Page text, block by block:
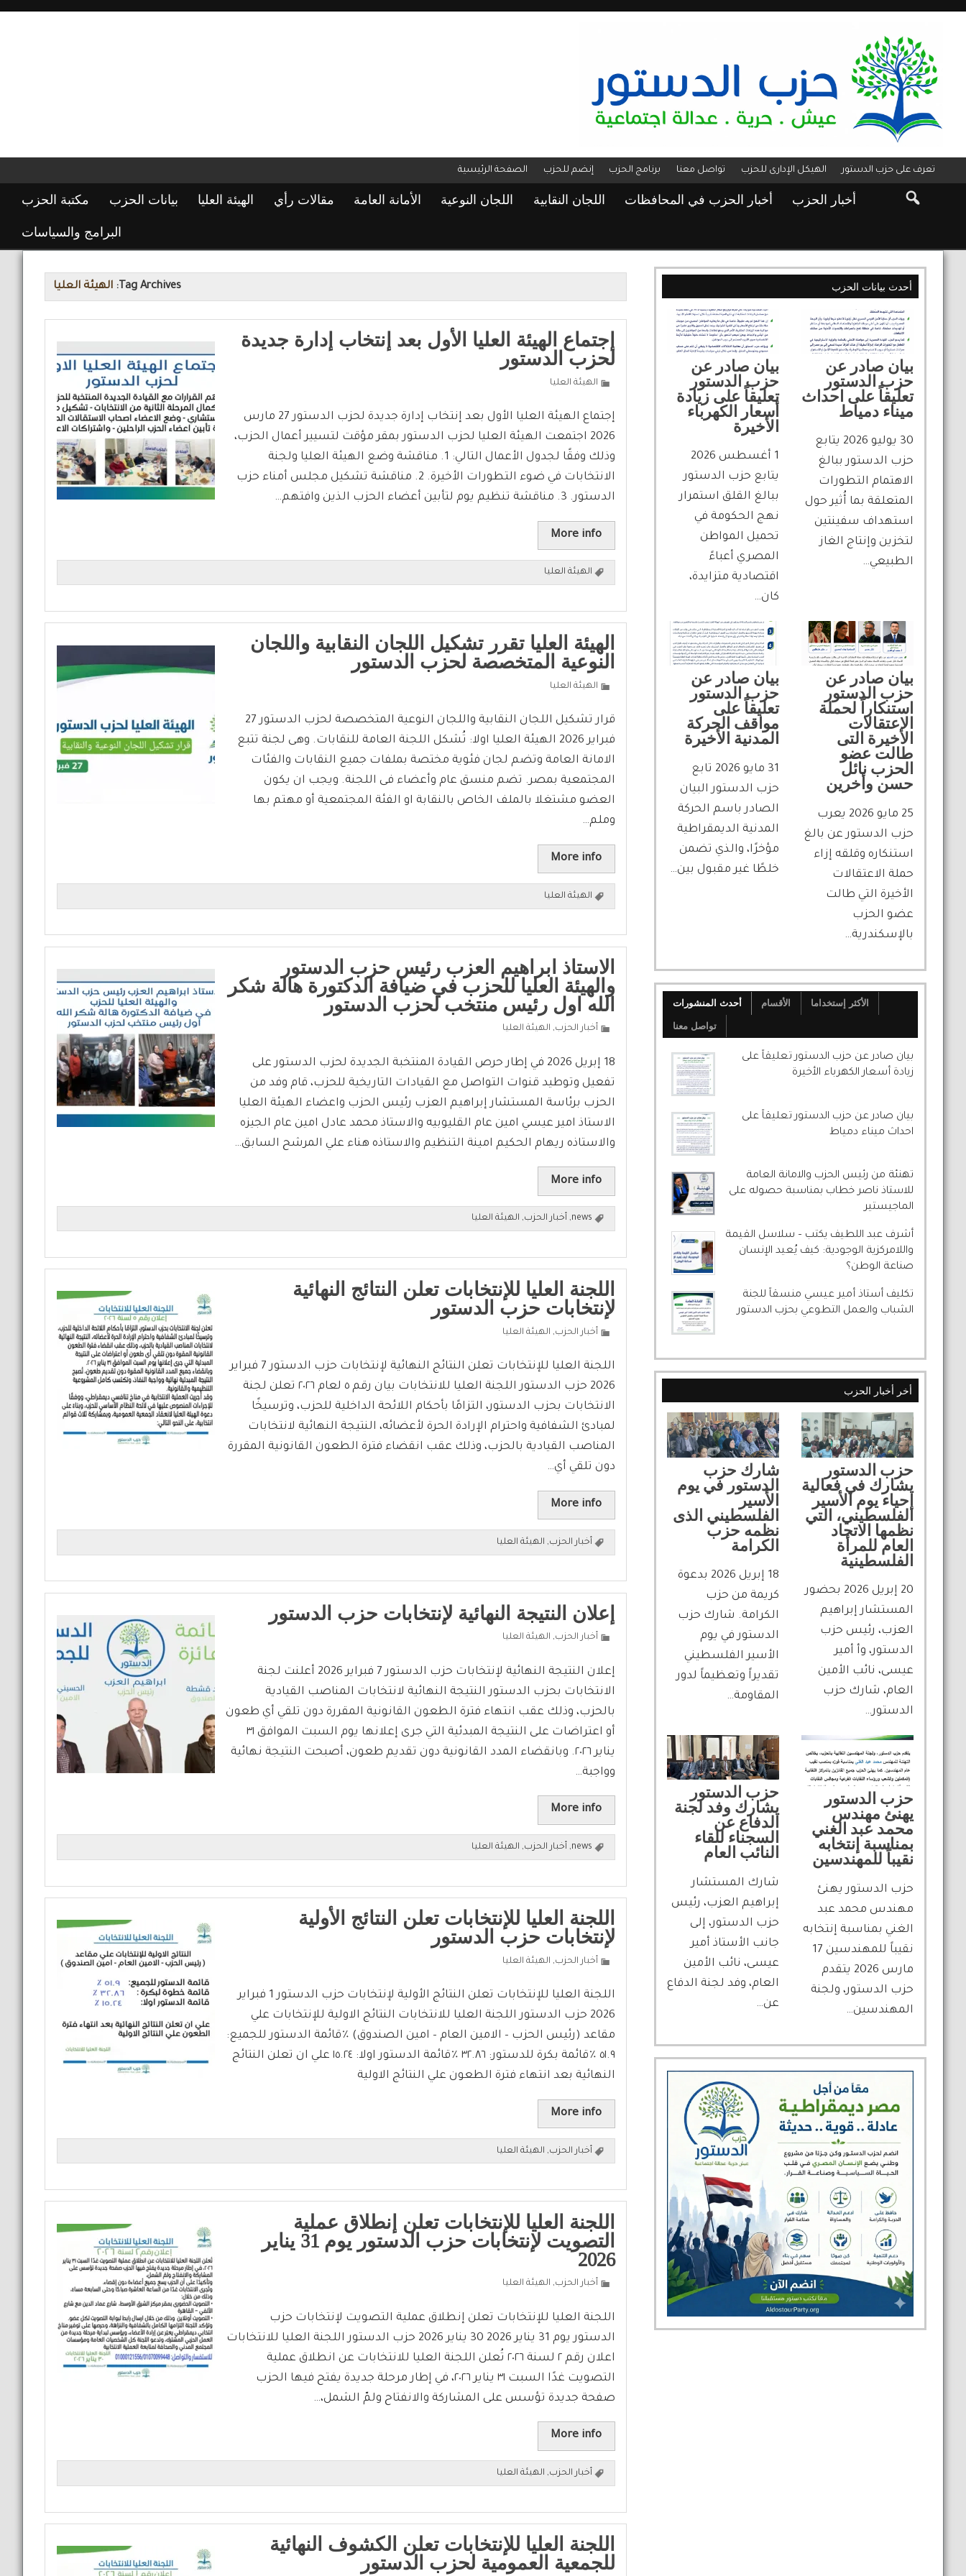
الصفحة الرئيسية إنضم للحزب برنامج الحزب تواصل معنا الهيكل الإدارى للحزب تعرف على حزب الدستور
مكتبة الحزب بيانات الحزب الهيئة العليا مقالات رأي الأمانة العامة اللجان النوعية اللجان النقابية أخبار الحزب في المحافظات أخبار الحزب
البرامج والسياسات
Tag Archives: الهيئة العليا
إجتماع الهيئة العليا الأول بعد إنتخاب إدارة جديدة
لحزب الدستور
الهيئة العليا
إجتماع الهيئة العليا الأول بعد إنتخاب إدارة جديدة لحزب الدستور 27 مارس
2026 اجتمعت الهيئة العليا لحزب الدستور بمقر مؤقت لتسيير أعمال الحزب،
وذلك وفقًا لجدول الأعمال التالي: 1. مناقشة وضع الهيئة العليا ولجنة
الانتخابات في ضوء التطورات الأخيرة. 2. مناقشة تشكيل مجلس أمناء حزب
الدستور. 3. مناقشة تنظيم يوم لتأبين أعضاء الحزب الذين وافتهم…
More info
الهيئة العليا
الهيئة العليا تقرر تشكيل اللجان النقابية واللجان
النوعية المتخصصة لحزب الدستور
الهيئة العليا
قرار تشكيل اللجان النقابية واللجان النوعية المتخصصة لحزب الدستور 27
فبراير 2026 الهيئة العليا اولا: تُشكل اللجنة العامة للنقابات. وهى لجنة تتبع
الامانة العامة وتضم لجان فئوية مختصة بملفات جميع النقابات والفئات
المجتمعية بمصر. تضم منسق عام وأعضاء فى اللجنة. ويجب ان يكون
العضو مشتغلا بالملف الخاص بالنقابة او الفئة المجتمعية أو مهتم بها
وملم…
More info
الهيئة العليا
الاستاذ ابراهيم العزب رئيس حزب الدستور
والهيئة العليا للحزب في ضيافة الدكتورة هالة شكر
الله اول رئيس منتخب لحزب الدستور
أخبار الحزب, الهيئة العليا
18 إبريل 2026 في إطار حرص القيادة المنتخبة الجديدة لحزب الدستور على
تفعيل وتوطيد قنوات التواصل مع القيادات التاريخية للحزب، قام وفد من
الحزب برئاسة المستشار إبراهيم العزب رئيس الحزب واعضاء الهيئة العليا
الاستاذ امير عيسي امين عام القليوبيه والاستاذ محمد عادل امين عام الجيزه
والاستاذه ريهام الحكيم امينة التنظيم والاستاذه هناء علي المرشح السابق…
More info
news
, أخبار الحزب, الهيئة العليا
اللجنة العليا للإنتخابات تعلن النتائج النهائية
لإنتخابات حزب الدستور
أخبار الحزب, الهيئة العليا
اللجنة العليا للإنتخابات تعلن النتائج النهائية لإنتخابات حزب الدستور 7 فبراير
2026 حزب الدستور اللجنة العليا للانتخابات بيان رقم ٥ لعام ٢٠٢٦ تعلن لجنة
الانتخابات بحزب الدستور، التزامًا بأحكام اللائحة الداخلية للحزب، وترسيخًا
لمبادئ الشفافية واحترام الإرادة الحرة لأعضائه، النتيجة النهائية لانتخابات
المناصب القيادية بالحزب، وذلك عقب انقضاء فترة الطعون القانونية المقررة
دون تلقي أي…
More info
أخبار الحزب, الهيئة العليا
إعلان النتيجة النهائية لإنتخابات حزب الدستور
أخبار الحزب, الهيئة العليا
إعلان النتيجة النهائية لإنتخابات حزب الدستور 7 فبراير 2026 أعلنت لجنة
الانتخابات بحزب الدستور النتيجة النهائية لانتخابات المناصب القيادية
بالحزب، وذلك عقب انتهاء فترة الطعون القانونية المقررة دون تلقي أي طعون
أو اعتراضات على النتيجة المبدئية التي جرى إعلانها يوم السبت الموافق ٣١
يناير ٢٠٢٦. وبانقضاء المدد القانونية دون تقديم طعون، أصبحت النتيجة نهائية
وواجبة…
More info
news
, أخبار الحزب, الهيئة العليا
اللجنة العليا للإنتخابات تعلن النتائج الأولية
لإنتخابات حزب الدستور
أخبار الحزب, الهيئة العليا
اللجنة العليا للإنتخابات تعلن النتائج الأولية لإنتخابات حزب الدستور 1 فبراير
2026 حزب الدستور اللجنة العليا للانتخابات النتائج الاولية للإنتخابات علي
مقاعد (رئيس الحزب – الامين العام – امين الصندوق) ٪قائمة الدستور للجميع:
٥١.٩ ٪قائمة بكرة للدستور: ٣٢.٨٦ ٪قائمة الدستور اولا: ١٥.٢٤ علي ان تعلن النتائج
النهائية بعد انتهاء فترة الطعون علي النتائج الاولية
More info
أخبار الحزب, الهيئة العليا
اللجنة العليا للإنتخابات تعلن إنطلاق عملية
التصويت لإنتخابات حزب الدستور يوم 31 يناير
2026
أخبار الحزب, الهيئة العليا
اللجنة العليا للإنتخابات تعلن إنطلاق عملية التصويت لإنتخابات حزب
الدستور يوم 31 يناير 2026 30 يناير 2026 حزب الدستور اللجنة العليا للانتخابات
اعلان رقم ٢ لسنة ٢٠٢٦ تُعلن اللجنة العليا للانتخابات عن انطلاق عملية
التصويت غدًا السبت ٣١ يناير ٢٠٢٦، في إطار مرحلة جديدة يفتح فيها الحزب
صفحة جديدة تؤسس على المشاركة والانفتاح ولمّ الشمل،…
More info
أخبار الحزب, الهيئة العليا
اللجنة العليا للإنتخابات تعلن الكشوف النهائية
للجمعية العمومية لحزب الدستور
أحدث بيانات الحزب
بيان صادر عن
حزب الدستور
تعليقاً على زيادة
أسعار الكهرباء
الأخيرة
1 أغسطس 2026
يتابع حزب الدستور
ببالغ القلق استمرار
نهج الحكومة في
تحميل المواطن
المصري أعباءً
اقتصادية متزايدة،
كان…
بيان صادر عن
حزب الدستور
تعليقاً على احداث
ميناء دمياط
30 يوليو 2026 يتابع
حزب الدستور ببالغ
الاهتمام التطورات
المتعلقة بما أُثير حول
استهداف سفينتين
لتخزين وإنتاج الغاز
الطبيعي…
بيان صادر عن
حزب الدستور
تعليقاً على
مواقف الحركة
المدنية الأخيرة
31 مايو 2026 تابع
حزب الدستور البيان
الصادر باسم الحركة
المدنية الديمقراطية
مؤخرًا، والذي تضمن
خلطًا غير مقبول بين…
بيان صادر عن
حزب الدستور
استنكاراً لحملة
الاعتقالات
الأخيرة التى
طالت عضو
الحزب نائل
حسن وأخرين
25 مايو 2026 يعرب
حزب الدستور عن بالغ
استنكاره وقلقه إزاء
حملة الاعتقالات
الأخيرة التي طالت
عضو الحزب
بالإسكندرية…
أحدث المنشورات الأقسام الأكثر إستخداما
تواصل معنا
بيان صادر عن حزب الدستور تعليقاً على
زيادة أسعار الكهرباء الأخيرة
بيان صادر عن حزب الدستور تعليقاً على
احداث ميناء دمياط
تهنئة من رئيس الحزب والامانة العامة
للاستاذ ناصر خطاب بمناسبة حصوله على
الماجيستير
أشرف عبد اللطيف يكتب – سلاسل القيمة
واللامركزية الوجودية: كيف يُعيد الإنسان
صناعة الوطن؟
تكليف أستاذ أمير عيسي منسقاً للجنة
الشباب والعمل التطوعي بحزب الدستور
أخر أخبار الحزب
شارك حزب
الدستور في يوم
الأسير
الفلسطيني الذى
نظمه حزب
الكرامة
18 إبريل 2026 بدعوة
كريمة من حزب
الكرامة. شارك حزب
الدستور في يوم
الأسير الفلسطيني
تقديراً وتعظيماً لدور
المقاومة…
حزب الدستور
يشارك في فعالية
إحياء يوم الأسير
الفلسطيني، التي
نظمها الاتحاد
العام للمرأة
الفلسطينية
20 إبريل 2026 بحضور
المستشار إبراهيم
العزب، رئيس حزب
الدستور، وأ أمير
عيسى، نائب الأمين
العام، شارك حزب
الدستور…
حزب الدستور
يشارك وفد لجنة
الدفاع عن
السجناء للقاء
النائب العام
شارك المستشار
إبراهيم العزب، رئيس
حزب الدستور، إلى
جانب الأستاذ أمير
عيسى، نائب الأمين
العام، وفد لجنة الدفاع
عن…
حزب الدستور
يهنئ مهندس
محمد عبد الغني
بمناسبة إنتخابه
نقيباً للمهندسين
حزب الدستور يهنئ
مهندس محمد عبد
الغني بمناسبة إنتخابه
نقيباً للمهندسين 17
مارس 2026 يتقدم
حزب الدستور، ولجنة
المهندسين…